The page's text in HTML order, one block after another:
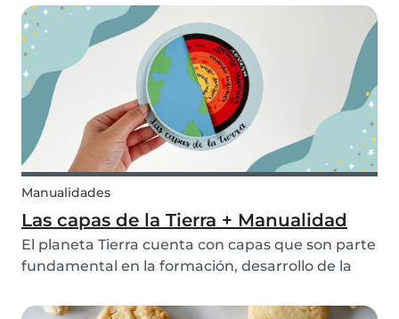
ya que hay muchos factores por tener en
cuenta. Sin embargo, afortunadamente,
¡Nosotros hemos...
Manualidades
Las capas de la Tierra + Manualidad
El planeta Tierra cuenta con capas que son parte
fundamental en la formación, desarrollo de la
Gracias a los avances científicos, hoy podemos